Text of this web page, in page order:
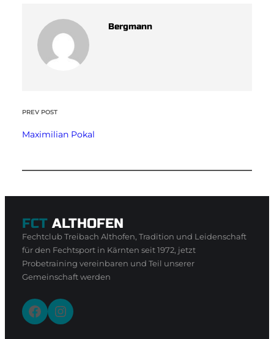
Bergmann
PREV POST
Maximilian Pokal
FCT ALTHOFEN
Fechtclub Treibach Althofen, Tradition und Leidenschaft
für den Fechtsport in Kärnten seit 1972, jetzt
Probetraining vereinbaren und Teil unserer
Gemeinschaft werden
Facebook Instagram